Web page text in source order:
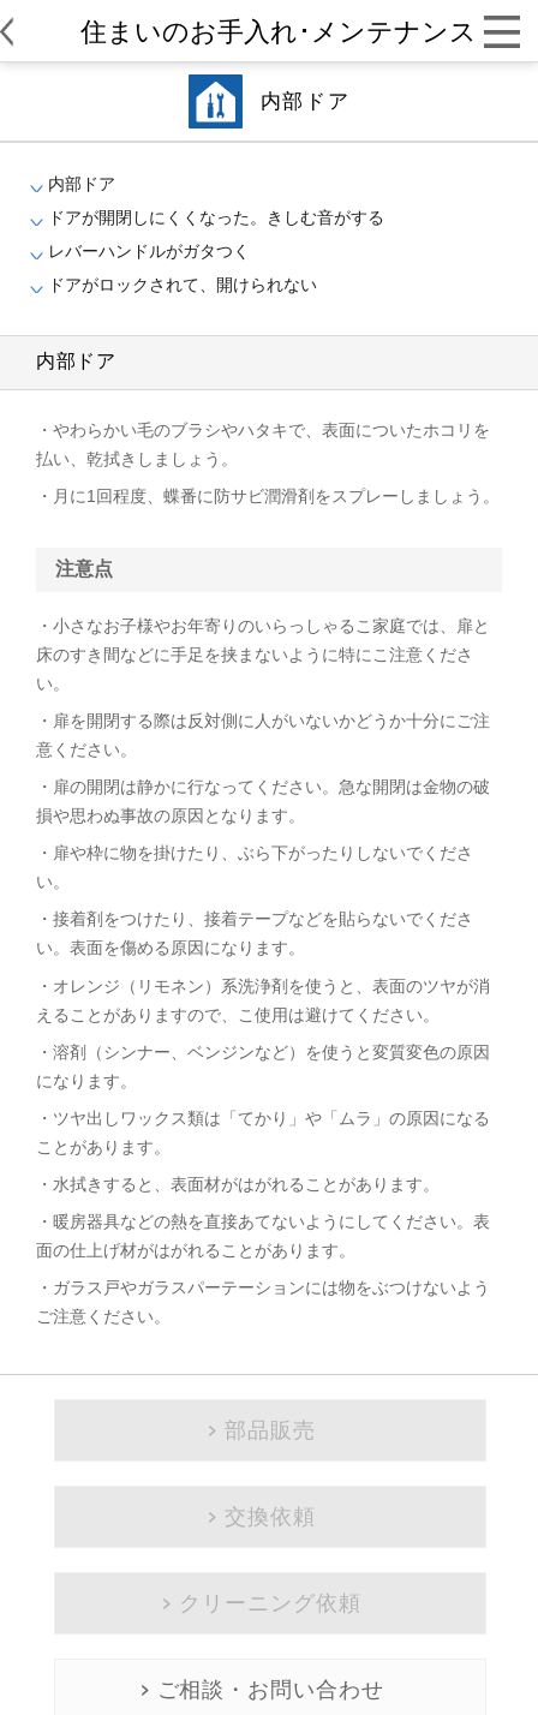
住まいのお手入れ･メンテナンス
内部ドア
内部ドア
ドアが開閉しにくくなった。きしむ音がする
レバーハンドルがガタつく
ドアがロックされて、開けられない
内部ドア
・やわらかい毛のブラシやハタキで、表面についたホコリを
払い、乾拭きしましょう。
・月に1回程度、蝶番に防サビ潤滑剤をスプレーしましょう。
注意点
・小さなお子様やお年寄りのいらっしゃるこ家庭では、扉と
床のすき間などに手足を挟まないように特にこ注意くださ
い。
・扉を開閉する際は反対側に人がいないかどうか十分にご注
意ください。
・扉の開閉は静かに行なってください。急な開閉は金物の破
損や思わぬ事故の原因となります。
・扉や枠に物を掛けたり、ぶら下がったりしないでくださ
い。
・接着剤をつけたり、接着テープなどを貼らないでくださ
い。表面を傷める原因になります。
・オレンジ（リモネン）系洗浄剤を使うと、表面のツヤが消
えることがありますので、こ使用は避けてください。
・溶剤（シンナー、ベンジンなど）を使うと変質変色の原因
になります。
・ツヤ出しワックス類は「てかり」や「ムラ」の原因になる
ことがあります。
・水拭きすると、表面材がはがれることがあります。
・暖房器具などの熱を直接あてないようにしてください。表
面の仕上げ材がはがれることがあります。
・ガラス戸やガラスパーテーションには物をぶつけないよう
ご注意ください。
部品販売
交換依頼
クリーニング依頼
ご相談・お問い合わせ